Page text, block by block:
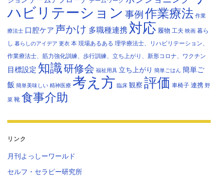
ハビリテーション 事例作業療法 作業
療法士 口腔ケア 声かけ 多職種連携 対応 履物 工夫 映画 暮ら
し 暮らしのアイデア 更衣 本 現場あるある 理学療法士、リハビリテーション、
作業療法士、筋力強化訓練、歩行訓練、立ち上がり、新形コロナ、ワクチン
目標設定 知識研修会 福祉用具 立ち上がり 簡単ごはん 簡単ご
飯 簡単美味しい 精神医療 考え方 臨床 観察 評価 車椅子 連携 野
菜 靴 食事介助
リンク
月刊よっしーワールド
セルフ・セラピー研究所